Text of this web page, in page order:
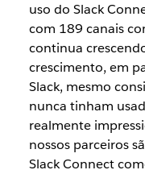
uso do Slack
com 189 canais
continua
crescimento, em
Slack, mesmo
nunca tinham
realmente
nossos parceiros
Slack Connect